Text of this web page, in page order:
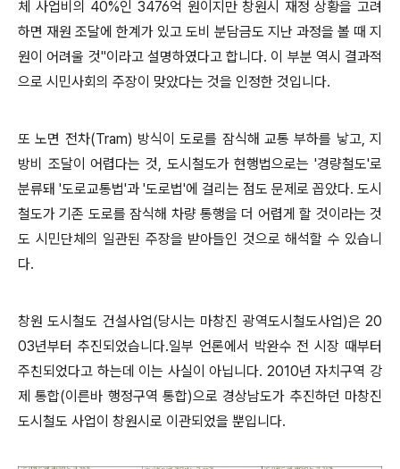
체 사업비의 40%인 3476억 원이지만 창원시 재정 상황을 고려
하면 재원 조달에 한계가 있고 도비 분담금도 지난 과정을 볼 때 지
원이 어려울 것"이라고 설명하였다고 합니다. 이 부분 역시 결과적
으로 시민사회 의 주장이 맞았다는 것을 인정한 것입니다.
또 노면 전차(Tram) 방식이 도로를 잠식해 교통 부하를 낳고, 지
방비 조달이 어렵다는 것,
도시철도가 현행법으로는 '경량철도'로
분류돼 '도로교통법'과 '도로법'에 걸리는 점도 문제로 꼽았다. 도시
철도가 기존 도로를 잠식해 차량 통행을 더 어렵게 할 것이라는 것
도 시민단체의 일관된 주장을 받아들인 것으로 해석할 수 있습니
다.
창원 도시철도 건설사업(당시는 마창진 광역도시철도사업)은 20
03년부터 추진되었습니다.일부 언론에서 박완수 전 시장 때부터
주친되었다고 하는데 이는 사실이 아닙니다. 2010년 자치구역 강
제 통합(이른바 행정구역 통합)으로 경상남도가 추진하던 마창진
도시철도 사업이 창원시로 이관되었을 뿐입니다.